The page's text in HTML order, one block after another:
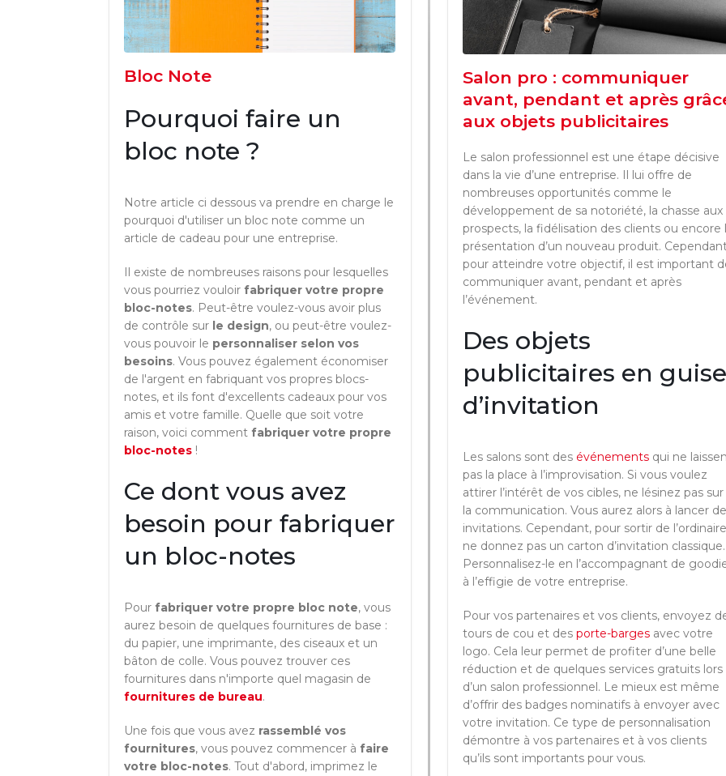
Bloc Note
Pourquoi faire un
bloc note ?
Notre article ci dessous va prendre en charge le
pourquoi d'utiliser un bloc note comme un
article de cadeau pour une entreprise.
Il existe de nombreuses raisons pour lesquelles
vous pourriez vouloir fabriquer votre propre
bloc-notes. Peut-être voulez-vous avoir plus
de contrôle sur le design, ou peut-être voulez-
vous pouvoir le personnaliser selon vos
besoins. Vous pouvez également économiser
de l'argent en fabriquant vos propres blocs-
notes, et ils font d'excellents cadeaux pour vos
amis et votre famille. Quelle que soit votre
raison, voici comment fabriquer votre propre
bloc-notes !
Ce dont vous avez
besoin pour fabriquer
un bloc-notes
Pour fabriquer votre propre bloc note, vous
aurez besoin de quelques fournitures de base :
du papier, une imprimante, des ciseaux et un
bâton de colle. Vous pouvez trouver ces
fournitures dans n'importe quel magasin de
fournitures de bureau.
Une fois que vous avez rassemblé vos
fournitures, vous pouvez commencer à faire
votre bloc-notes. Tout d'abord, imprimez le
Salon pro : communiquer
avant, pendant et après
aux objets publicitaires
Le salon professionnel est une étape décisive
dans la vie d’une entreprise. Il lui offre de
nombreuses opportunités comme le
développement de sa notoriété, la chasse aux
prospects, la fidélisation des clients ou encore
présentation d’un nouveau produit.
pour atteindre votre objectif, il est important
communiquer avant, pendant et après
l’événement.
Des objets
publicitaires en guise
d’invitation
Les salons sont des événementsqui ne
pas la place à l’improvisation. Si vous voulez
attirer l’intérêt de vos cibles, ne lésinez pas sur
la communication. Vous aurez alors à lancer
invitations. Cependant, pour sortir de
ne donnez pas un carton d’invitation classique.
Personnalisez-le en l’accompagnant de
à l’effigie de votre entreprise.
Pour vos partenaires et vos clients, envoyez
tours de cou et des porte-bargesavec votre
logo. Cela leur permet de profiter d’une belle
réduction et de quelques services gratuits lors
d’un salon professionnel. Le mieux est même
d’offrir des badges nominatifs à envoyer avec
votre invitation. Ce type de personnalisation
démontre à vos partenaires et à vos clients
qu’ils sont importants pour vous.